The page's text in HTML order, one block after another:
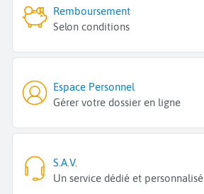
Remboursement
Selon conditions
Espace Personnel
Gérer votre dossier en ligne
S.A.V.
Un service dédié et personnalisé